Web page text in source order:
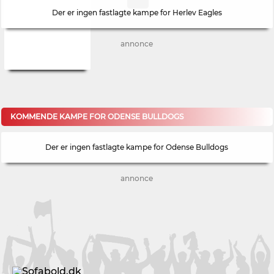
Der er ingen fastlagte kampe for Herlev Eagles
annonce
KOMMENDE KAMPE FOR ODENSE BULLDOGS
Der er ingen fastlagte kampe for Odense Bulldogs
annonce